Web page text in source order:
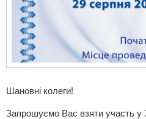
Шановні колеги!
Запрошуємо Вас взяти участь у